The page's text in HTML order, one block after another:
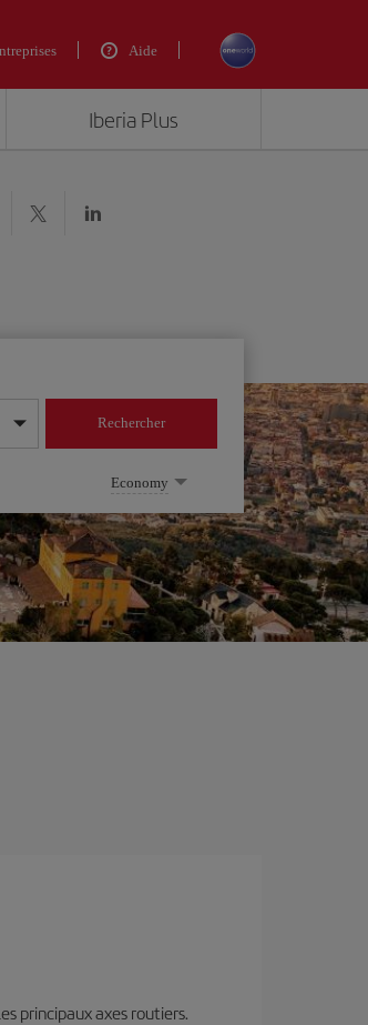
Aide
Iberia Plus
Rechercher
Economy
principaux axes routiers.